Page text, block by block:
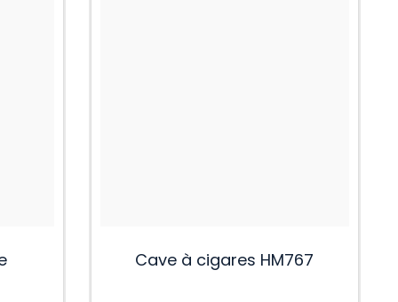
Cave à cigares HM767